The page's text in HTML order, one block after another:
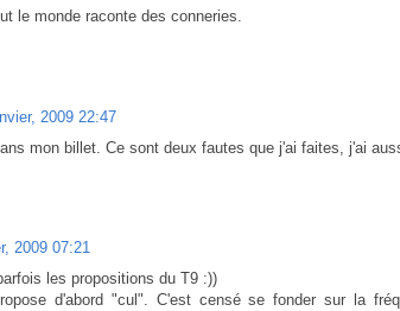
le monde raconte des conneries.
2009 22:47
mon billet. Ce sont deux fautes que j'ai faites, j'ai
2009 07:21
les propositions du T9 :))
d'abord "cul". C'est censé se fonder sur la